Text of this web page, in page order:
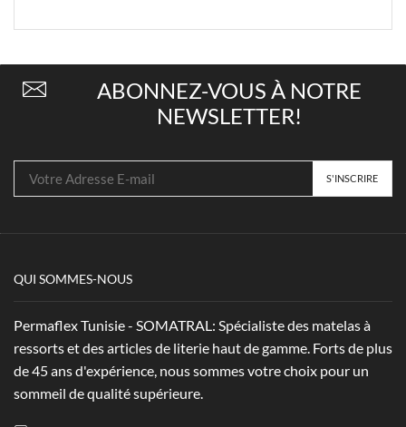
ABONNEZ-VOUS À NOTRE
NEWSLETTER!
QUI SOMMES-NOUS
Permaflex Tunisie - SOMATRAL: Spécialiste des matelas à
ressorts et des articles de literie haut de gamme. Forts de plus
de 45 ans d'expérience, nous sommes votre choix pour un
sommeil de qualité supérieure.